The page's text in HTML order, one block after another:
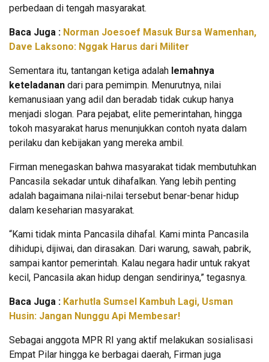
perbedaan di tengah masyarakat.
Baca Juga : Norman Joesoef Masuk Bursa Wamenhan,
Dave Laksono: Nggak Harus dari Militer
Sementara itu, tantangan ketiga adalah lemahnya
keteladanan dari para pemimpin. Menurutnya, nilai
kemanusiaan yang adil dan beradab tidak cukup hanya
menjadi slogan. Para pejabat, elite pemerintahan, hingga
tokoh masyarakat harus menunjukkan contoh nyata dalam
perilaku dan kebijakan yang mereka ambil.
Firman menegaskan bahwa masyarakat tidak membutuhkan
Pancasila sekadar untuk dihafalkan. Yang lebih penting
adalah bagaimana nilai-nilai tersebut benar-benar hidup
dalam keseharian masyarakat.
“Kami tidak minta Pancasila dihafal. Kami minta Pancasila
dihidupi, dijiwai, dan dirasakan. Dari warung, sawah, pabrik,
sampai kantor pemerintah. Kalau negara hadir untuk rakyat
kecil, Pancasila akan hidup dengan sendirinya,” tegasnya.
Baca Juga : Karhutla Sumsel Kambuh Lagi, Usman
Husin: Jangan Nunggu Api Membesar!
Sebagai anggota MPR RI yang aktif melakukan sosialisasi
Empat Pilar hingga ke berbagai daerah, Firman juga